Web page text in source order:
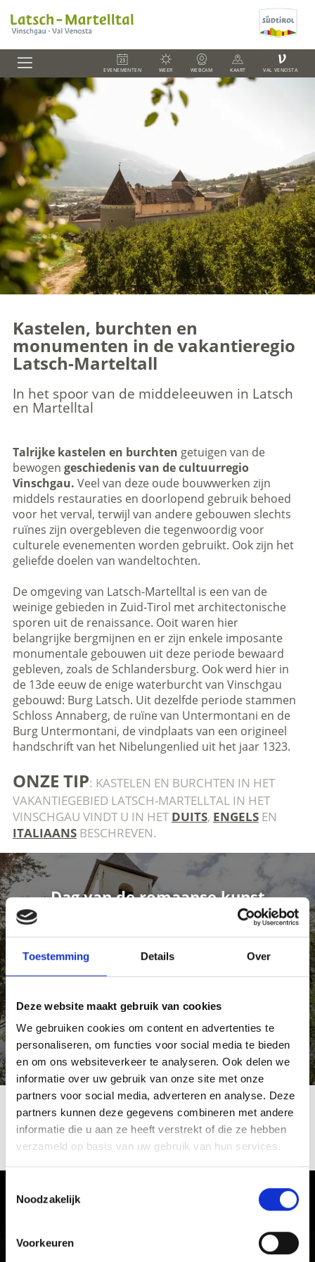
Toestemming Details Over
Deze website maakt gebruik van cookies
We gebruiken cookies om content en advertenties te
personaliseren, om functies voor social media te bieden
en om ons websiteverkeer te analyseren. Ook delen we
informatie over uw gebruik van onze site met onze
partners voor social media, adverteren en analyse. Deze
partners kunnen deze gegevens combineren met andere
informatie die u aan ze heeft verstrekt of die ze hebben
verzameld op basis van uw gebruik van hun services.
Noodzakelijk
Voorkeuren
EVENEMENTEN WEER WEBCAM KAART
V
VAL VENOSTA
Kastelen, burchten en
monumenten in de vakantieregio
Latsch-Marteltall
In het spoor van de middeleeuwen in Latsch
en Martelltal
Talrijke kastelen en burchten getuigen van de
bewogen geschiedenis van de cultuurregio
Vinschgau. Veel van deze oude bouwwerken zijn
middels restauraties en doorlopend gebruik behoed
voor het verval, terwijl van andere gebouwen slechts
ruïnes zijn overgebleven die tegenwoordig voor
culturele evenementen worden gebruikt. Ook zijn het
geliefde doelen van wandeltochten.
De omgeving van Latsch-Martelltal is een van de
weinige gebieden in Zuid-Tirol met architectonische
sporen uit de renaissance. Ooit waren hier
belangrijke bergmijnen en er zijn enkele imposante
monumentale gebouwen uit deze periode bewaard
gebleven, zoals de Schlandersburg. Ook werd hier in
de 13de eeuw de enige waterburcht van Vinschgau
gebouwd: Burg Latsch. Uit dezelfde periode stammen
Schloss Annaberg, de ruïne van Untermontani en de
Burg Untermontani, de vindplaats van een origineel
handschrift van het Nibelungenlied uit het jaar 1323.
ONZE TIP: KASTELEN EN BURCHTEN IN HET
VAKANTIEGEBIED LATSCH-MARTELLTAL IN HET
VINSCHGAU VINDT U IN HETDUITS, ENGELSEN
ITALIAANSBESCHREVEN.
Dag van de romaanse kunst
kunst openen de romaanse cultuurplaatsen elk jaar hun deuren en
Meer informatie vindt u in hetDuits,EngelsenItaliaans.
MEER BURCHTEN & KASTELEN IN
VINSCHGAU VALLEI TONEN OP KAART (DUITS)
Ervaar de cultuur en gebruiken in